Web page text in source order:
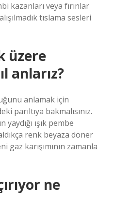
kazanları veya fırınlar
tıslama sesleri
üzere
anlarız?
anlamak için
parıltıya bakmalısınız.
ışık pembe
renk beyaza döner
gaz karışımının zamanla
ne